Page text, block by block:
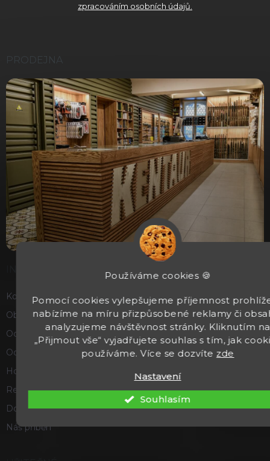
Používáme cookies 🍪
Pomocí cookies vylepšujeme příjemnost
nabízíme na míru přizpůsobené reklamy či
analyzujeme návštěvnost stránky. Kliknutím na
„Přijmout vše“ vyjadřujete souhlas s tím, jak
používáme. Více se dozvíte zde
Nastavení
Souhlasím
zpracováním osobních údajů.
PRODEJNA
Kontakty
Obchodní podmínky
Ochrana osobních údajů
Odstoupení od smlouvy
Hodnocení obchodu
Reklamace a vrácení zboží
Doprava a platba
Náš příběh